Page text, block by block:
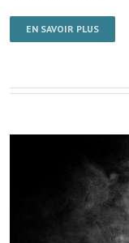
EN SAVOIR PLUS